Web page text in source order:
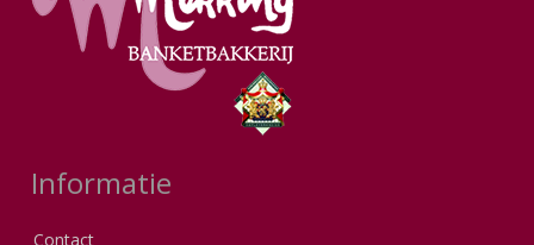
Informatie
Contact